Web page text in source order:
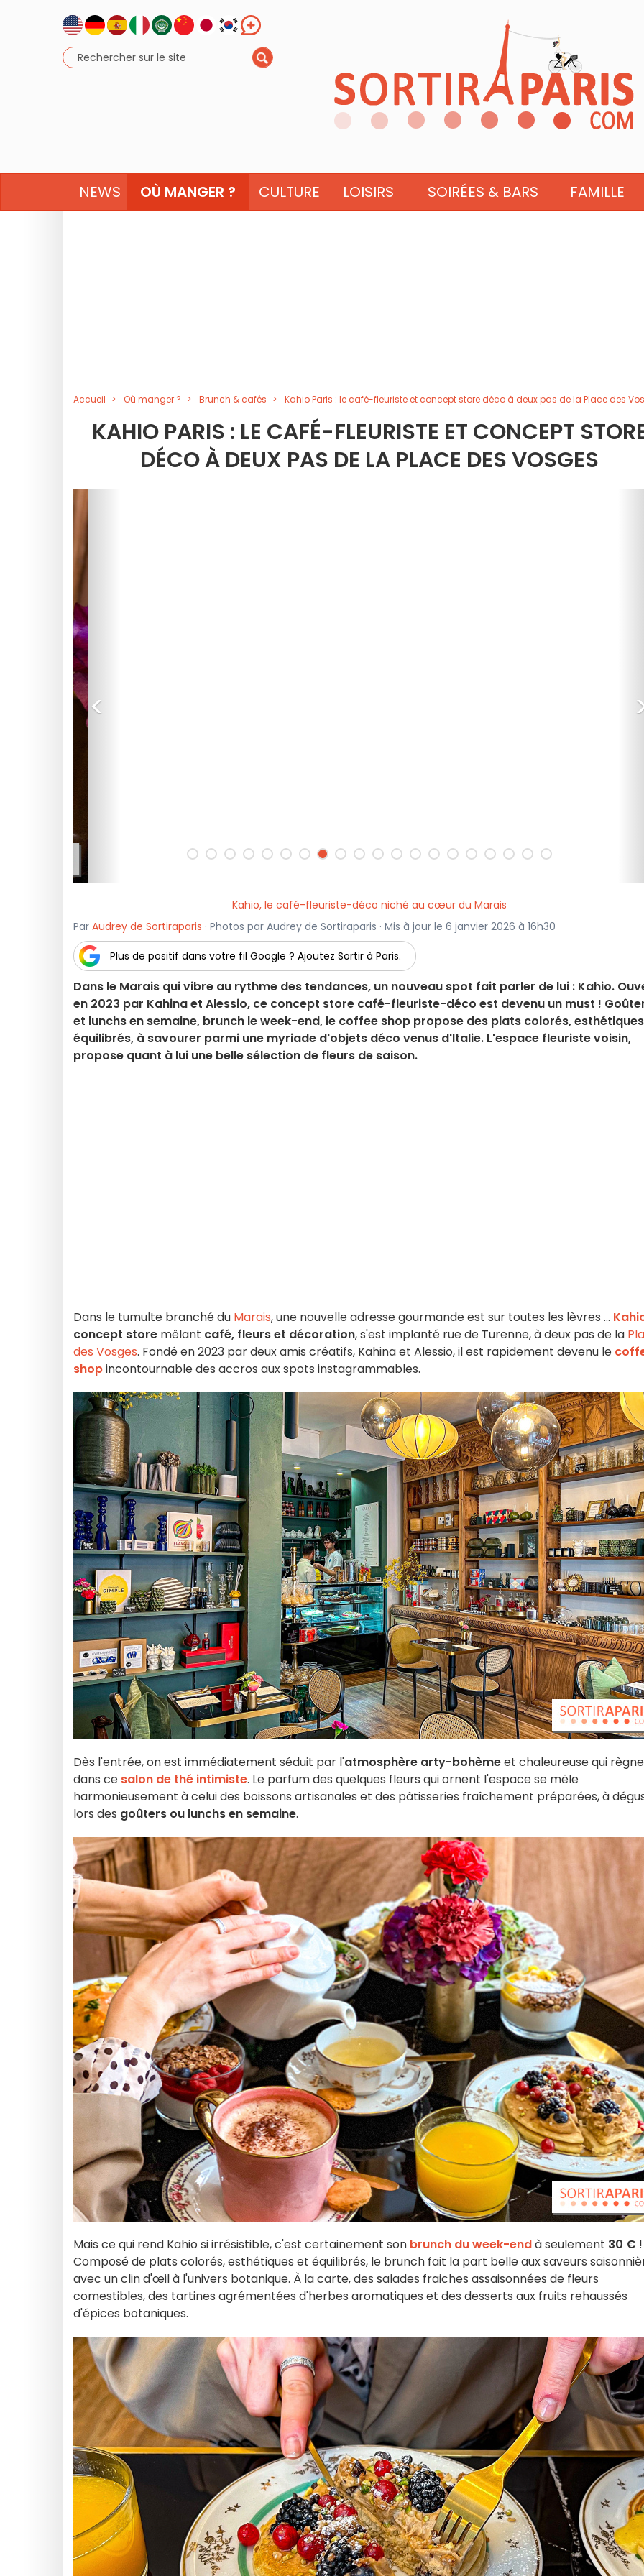
NEWS OÙ MANGER ? CULTURE LOISIRS SOIRÉES & BARS FAMILLE
Accueil Où manger ? Brunch & cafés Kahio Paris : le café-fleuriste et concept store déco à deux pas de la Place des
KAHIO PARIS : LE CAFÉ-FLEURISTE ET CONCEPT
DÉCO À DEUX PAS DE LA PLACE DES VOSGES
<
Kahio, le café-fleuriste-déco niché au cœur du Marais
Par Audrey de Sortiraparis · Photos par Audrey de Sortiraparis · Mis à jour le 6 janvier 2026 à 16h30
Plus de positif dans votre fil Google ? Ajoutez Sortir à Paris.
Dans le Marais qui vibre au rythme des tendances, un nouveau spot fait parler de lui : Kahio.
en 2023 par Kahina et Alessio, ce concept store café-fleuriste-déco est devenu un must !
et lunchs en semaine, brunch le week-end, le coffee shop propose des plats colorés,
équilibrés, à savourer parmi une myriade d'objets déco venus d'Italie. L'espace fleuriste voisin,
propose quant à lui une belle sélection de fleurs de saison.
Dans le tumulte branché du Marais, une nouvelle adresse gourmande est sur toutes les lèvres ...
concept store mêlant café, fleurs et décoration, s'est implanté rue de Turenne, à deux pas de la
des Vosges. Fondé en 2023 par deux amis créatifs, Kahina et Alessio, il est rapidement devenu le
shopincontournable des accros aux spots instagrammables.
Dès l'entrée, on est immédiatement séduit par l'atmosphère arty-bohèmeet chaleureuse qui règne
dans ce salon de thé intimiste. Le parfum des quelques fleurs qui ornent l'espace se mêle
harmonieusement à celui des boissons artisanales et des pâtisseries fraîchement préparées, à
lors des goûters ou lunchs en semaine.
Mais ce qui rend Kahio si irrésistible, c'est certainement son brunch du week-endà seulement 30 € !
Composé de plats colorés, esthétiques et équilibrés, le brunch fait la part belle aux saveurs
avec un clin d'œil à l'univers botanique. À la carte, des salades fraiches assaisonnées de fleurs
comestibles, des tartines agrémentées d'herbes aromatiques et des desserts aux fruits rehaussés
d'épices botaniques.